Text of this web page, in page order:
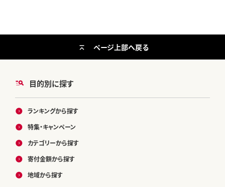
目的別に探す
ランキングから探す
特集・キャンペーン
カテゴリーから探す
寄付金額から探す
地域から探す
ページ上部へ戻る